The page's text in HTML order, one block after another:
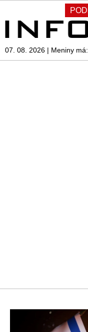
07. 08. 2026 | Meniny má: